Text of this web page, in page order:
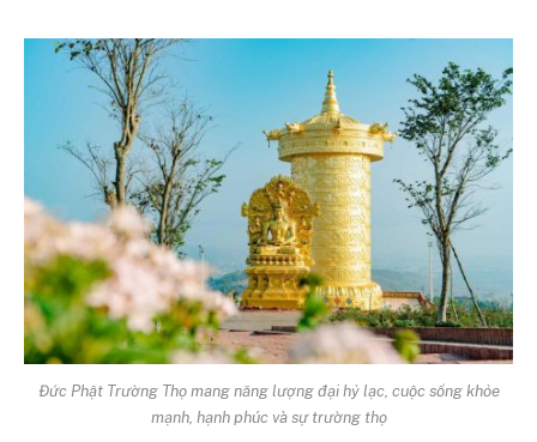
Đức Phật Trường Thọ mang năng lượng đại hỷ lạc, cuộc sống khỏe
mạnh, hạnh phúc và sự trường thọ